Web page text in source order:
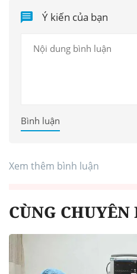
Ý kiến của bạn
Bình luận
Xem thêm bình luận
CÙNG CHUYÊN